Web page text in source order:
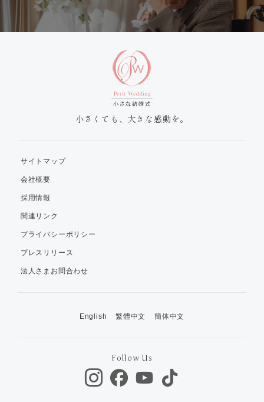
小さくても、大きな感動を。
サイトマップ
会社概要
採用情報
関連リンク
プライバシーポリシー
プレスリリース
法人さまお問合わせ
English 繁體中文 簡体中文
Follow Us